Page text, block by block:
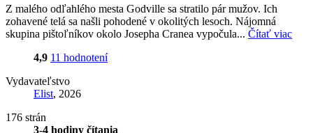
Z malého odľahlého mesta Godville sa stratilo pár mužov. Ich
zohavené telá sa našli pohodené v okolitých lesoch. Nájomná
skupina pištoľníkov okolo Josepha Cranea vypočula... Čítať viac
4,9 11 hodnotení
Vydavateľstvo
Elist, 2026
176 strán
3-4 hodiny čítania